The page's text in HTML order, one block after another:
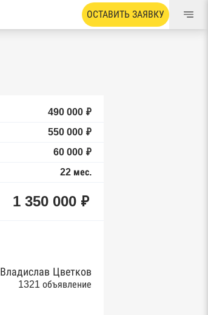
ОСТАВИТЬ ЗАЯВКУ
490 000 ₽
550 000 ₽
60 000 ₽
22 мес.
1 350 000 ₽
Владислав Цветков
1321 объявление